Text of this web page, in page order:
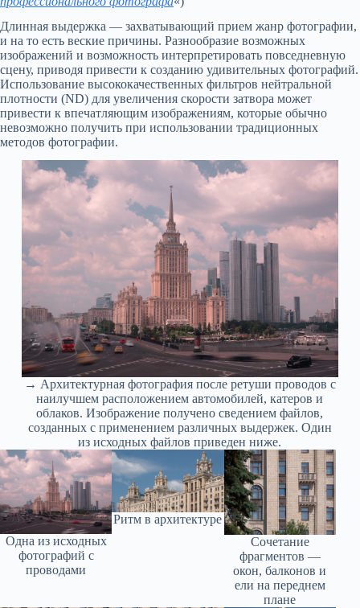
Длинная выдержка — захватывающий прием жанр фотографии,
и на то есть веские причины. Разнообразие возможных
изображений и возможность интерпретировать повседневную
сцену, приводя привести к созданию удивительных фотографий.
Использование высококачественных фильтров нейтральной
плотности (ND) для увеличения скорости затвора может
привести к впечатляющим изображениям, которые обычно
невозможно получить при использовании традиционных
методов фотографии.
→ Архитектурная фотография после ретуши проводов с
наилучшем расположением автомобилей, катеров и
облаков. Изображение получено сведением файлов,
созданных с применением различных выдержек. Один
из исходных файлов приведен ниже.
Одна из исходных
фотографий с
проводами
Ритм в архитектуре
Сочетание
фрагментов —
окон, балконов и
ели на переднем
плане